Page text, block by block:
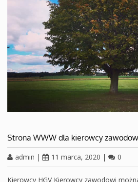
Strona WWW dla kierowcy
admin | 11 marca, 2020 | 0
Kierowcy HGV Kierowcy zawodowi